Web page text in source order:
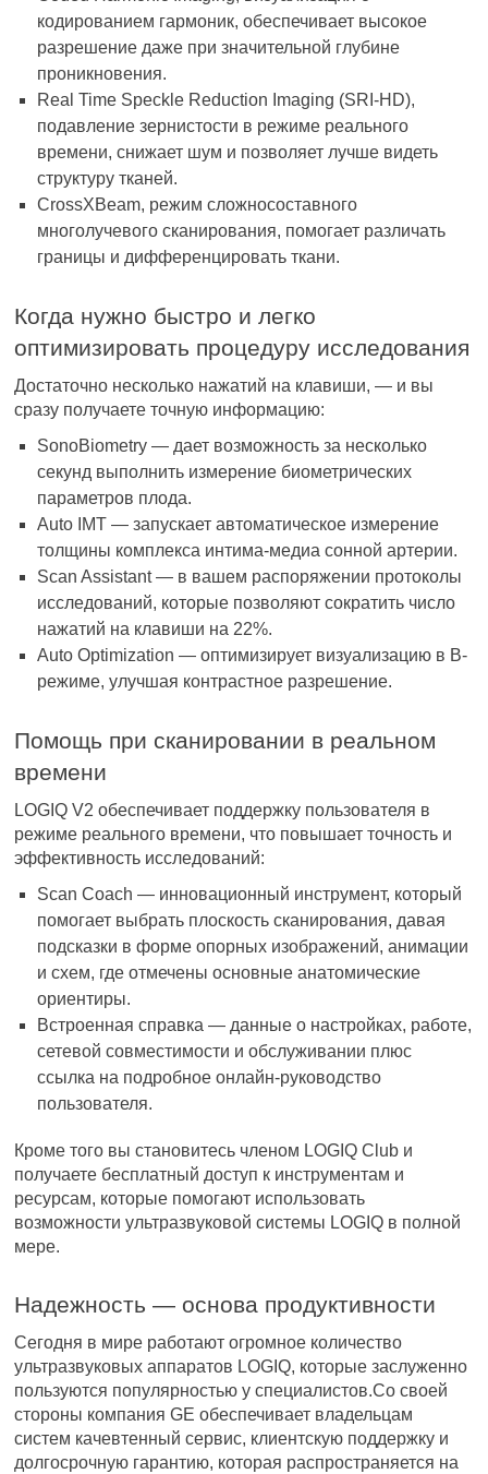
кодированием гармоник, обеспечивает высокое
разрешение даже при значительной глубине
проникновения.
Real Time Speckle Reduction Imaging (SRI-HD),
подавление зернистости в режиме реального
времени, снижает шум и позволяет лучше видеть
структуру тканей.
CrossXBeam, режим сложносоставного
многолучевого сканирования, помогает различать
границы и дифференцировать ткани.
Когда нужно быстро и легко
оптимизировать процедуру исследования
Достаточно несколько нажатий на клавиши, — и вы
сразу получаете точную информацию:
SonoBiometry — дает возможность за несколько
секунд выполнить измерение биометрических
параметров плода.
Auto IMT — запускает автоматическое измерение
толщины комплекса интима-медиа сонной артерии.
Scan Assistant — в вашем распоряжении протоколы
исследований, которые позволяют сократить число
нажатий на клавиши на 22%.
Auto Optimization — оптимизирует визуализацию в B-
режиме, улучшая контрастное разрешение.
Помощь при сканировании в реальном
времени
LOGIQ V2 обеспечивает поддержку пользователя в
режиме реального времени, что повышает точность и
эффективность исследований:
Scan Coach — инновационный инструмент, который
помогает выбрать плоскость сканирования, давая
подсказки в форме опорных изображений, анимации
и схем, где отмечены основные анатомические
ориентиры.
Встроенная справка — данные о настройках, работе,
сетевой совместимости и обслуживании плюс
ссылка на подробное онлайн-руководство
пользователя.
Кроме того вы становитесь членом LOGIQ Club и
получаете бесплатный доступ к инструментам и
ресурсам, которые помогают использовать
возможности ультразвуковой системы LOGIQ в полной
мере.
Надежность — основа продуктивности
Сегодня в мире работают огромное количество
ультразвуковых аппаратов LOGIQ, которые заслуженно
пользуются популярностью у специалистов.Со своей
стороны компания GE обеспечивает владельцам
систем качевтенный сервис, клиентскую поддержку и
долгосрочную гарантию, которая распространяется на